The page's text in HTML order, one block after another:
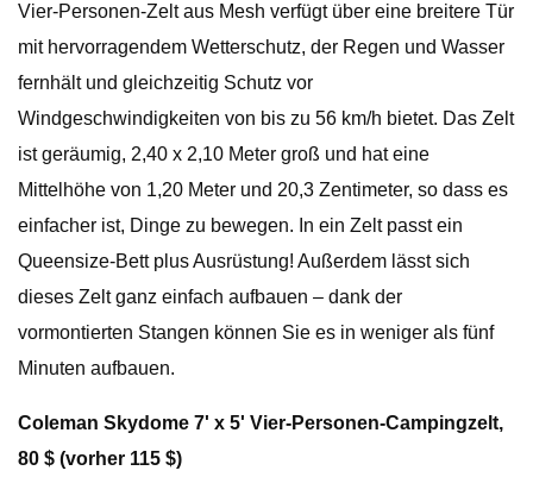
Vier-Personen-Zelt aus Mesh verfügt über eine breitere Tür
mit hervorragendem Wetterschutz, der Regen und Wasser
fernhält und gleichzeitig Schutz vor
Windgeschwindigkeiten von bis zu 56 km/h bietet. Das Zelt
ist geräumig, 2,40 x 2,10 Meter groß und hat eine
Mittelhöhe von 1,20 Meter und 20,3 Zentimeter, so dass es
einfacher ist, Dinge zu bewegen. In ein Zelt passt ein
Queensize-Bett plus Ausrüstung! Außerdem lässt sich
dieses Zelt ganz einfach aufbauen – dank der
vormontierten Stangen können Sie es in weniger als fünf
Minuten aufbauen.
Coleman Skydome 7' x 5' Vier-Personen-Campingzelt,
80 $ (vorher 115 $)